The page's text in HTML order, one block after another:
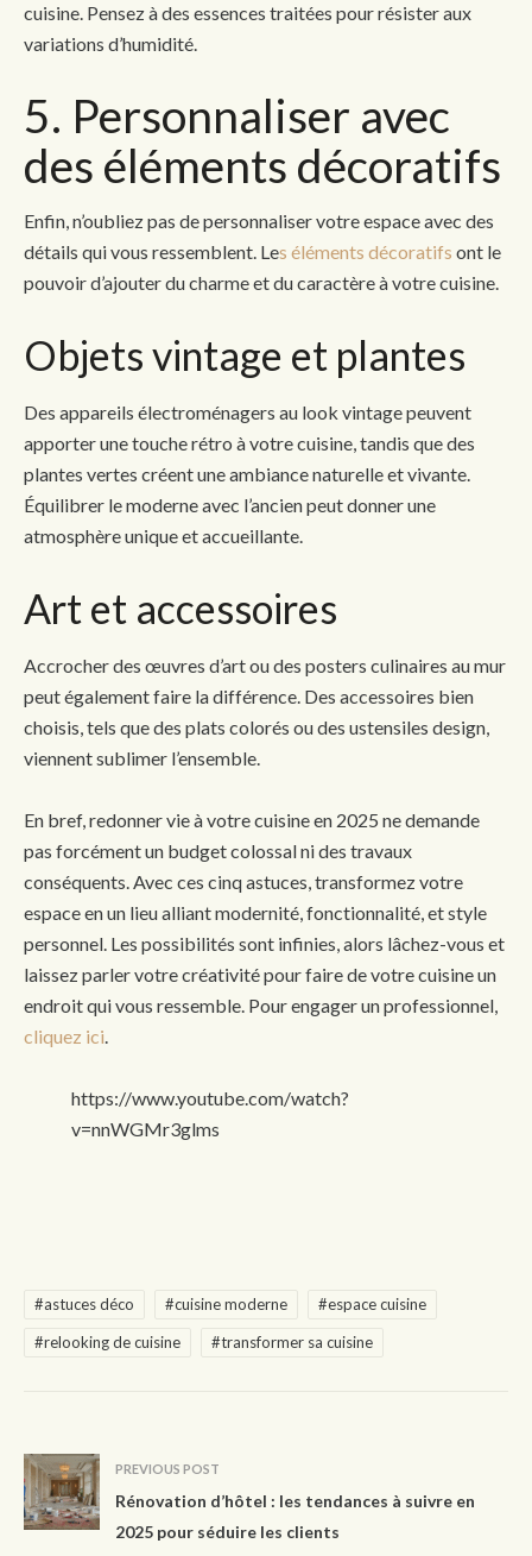
cuisine. Pensez à des essences traitées pour résister aux
variations d’humidité.
5. Personnaliser avec
des éléments décoratifs
Enfin, n’oubliez pas de personnaliser votre espace avec des
détails qui vous ressemblent. Les éléments décoratifs ont le
pouvoir d’ajouter du charme et du caractère à votre cuisine.
Objets vintage et plantes
Des appareils électroménagers au look vintage peuvent
apporter une touche rétro à votre cuisine, tandis que des
plantes vertes créent une ambiance naturelle et vivante.
Équilibrer le moderne avec l’ancien peut donner une
atmosphère unique et accueillante.
Art et accessoires
Accrocher des œuvres d’art ou des posters culinaires au mur
peut également faire la différence. Des accessoires bien
choisis, tels que des plats colorés ou des ustensiles design,
viennent sublimer l’ensemble.
En bref, redonner vie à votre cuisine en 2025 ne demande
pas forcément un budget colossal ni des travaux
conséquents. Avec ces cinq astuces, transformez votre
espace en un lieu alliant modernité, fonctionnalité, et style
personnel. Les possibilités sont infinies, alors lâchez-vous et
laissez parler votre créativité pour faire de votre cuisine un
endroit qui vous ressemble. Pour engager un professionnel,
cliquez ici.
https://www.youtube.com/watch?
v=nnWGMr3glms
#astuces déco #cuisine moderne
#espace cuisine
#relooking de cuisine
#transformer sa cuisine
PREVIOUS POST
Rénovation d’hôtel : les tendances à suivre en
2025 pour séduire les clients